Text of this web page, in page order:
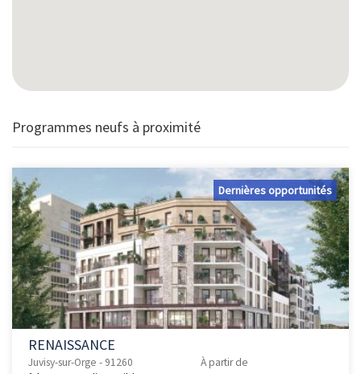
Programmes neufs à proximité
Dernières opportunités
RENAISSANCE
Juvisy-sur-Orge - 91260 À partir de